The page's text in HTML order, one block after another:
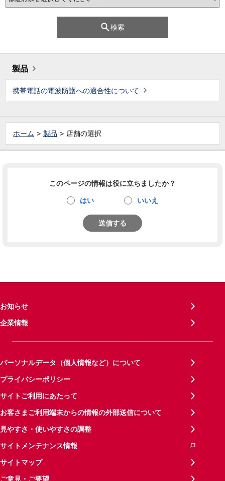
検索
製品
携帯電話の電波防護への適合性について
ホーム 製品 店舗の選択
このページの情報は役に立ちましたか？
はい いいえ
送信する
お知らせ
企業情報
パーソナルデータ（個人情報など）について
プライバシーポリシー
サイトご利用にあたって
お客さまご利用端末からの情報の外部送信について
見やすさ・使いやすさの調整
サイトメンテナンス情報
サイトマップ
ご意見・ご要望